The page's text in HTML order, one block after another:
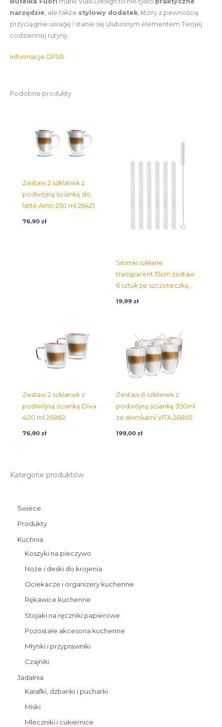
Kategorie produktów
Świece
Produkty
Kuchnia
Koszyki na pieczywo
Noże i deski do krojenia
Ociekacze i organizery kuchenne
Rękawice kuchenne
Stojaki na ręczniki papierowe
Pozostałe akcesoria kuchenne
Młynki i przyprawniki
Czajniki
Jadalnia
Karafki, dzbanki i pucharki
Miski
Mleczniki i cukiernice
narzędzie , ale także stylowy dodatek , który z pewnością
przyciągnie uwagę i stanie się ulubionym elementem Twojej
codziennej rutyny.
Informacje GPSR
Podobne produkty
Zestaw 2 szklanek z
podwójną ścianką do
latte Amo 250 ml 26421
76,90 zł
Słomki szklane
transparent 15cm zestaw
6 sztuk ze szczoteczką
19,99 zł
Zestaw 2 szklanek z
podwójną ścianką Diva
400 ml 25882
76,90 zł
Zestaw 6 szklanek z
podwójną ścianką 350ml
ze słomkami VITA 26865
199,00 zł